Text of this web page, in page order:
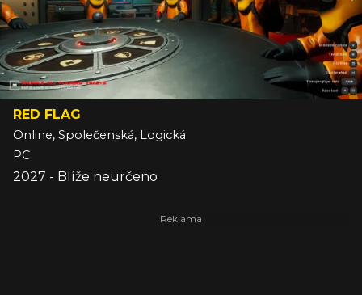
RED FLAG
Online, Společenská, Logická
PC
2027 - Blíže neurčeno